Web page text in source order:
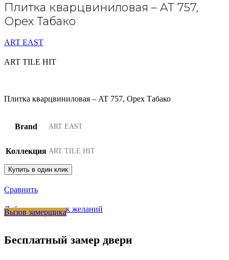
Плитка кварцвиниловая – AT 757,
Орех Табако
ART EAST
ART TILE HIT
Плитка кварцвиниловая – AT 757, Орех Табако
Brand ART EAST
Коллекция ART TILE HIT
Купить в один клик
Сравнить
Добавить в список желаний
Вызов замерщика
Бесплатный замер двери